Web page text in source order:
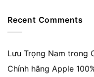
Recent Comments
Lưu Trọng Nam trong
Chính hãng Apple